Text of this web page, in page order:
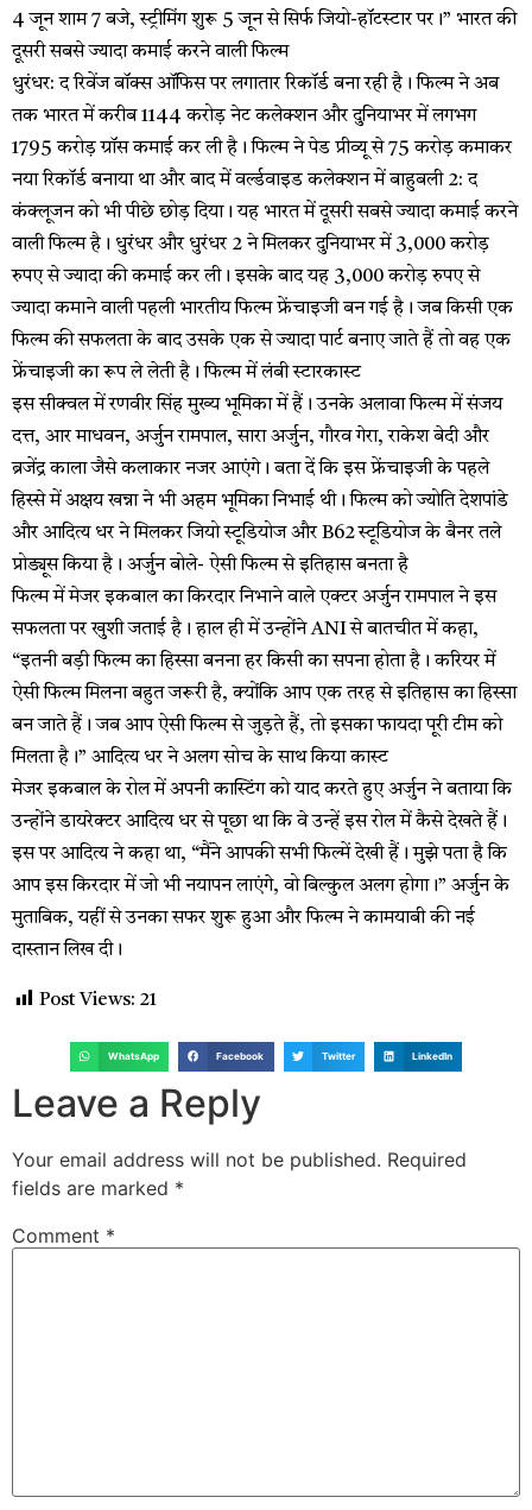
4 जून शाम 7 बजे, स्ट्रीमिंग शुरू 5 जून से सिर्फ जियो-हॉटस्टार पर।” भारत की
दूसरी सबसे ज्यादा कमाई करने वाली फिल्म
धुरंधर: द रिवेंज बॉक्स ऑफिस पर लगातार रिकॉर्ड बना रही है। फिल्म ने अब
तक भारत में करीब ₹1144 करोड़ नेट कलेक्शन और दुनियाभर में लगभग
₹1795 करोड़ ग्रॉस कमाई कर ली है। फिल्म ने पेड प्रीव्यू से ₹75 करोड़ कमाकर
नया रिकॉर्ड बनाया था और बाद में वर्ल्डवाइड कलेक्शन में बाहुबली 2: द
कंक्लूजन को भी पीछे छोड़ दिया। यह भारत में दूसरी सबसे ज्यादा कमाई करने
वाली फिल्म है। धुरंधर और धुरंधर 2 ने मिलकर दुनियाभर में 3,000 करोड़
रुपए से ज्यादा की कमाई कर ली। इसके बाद यह 3,000 करोड़ रुपए से
ज्यादा कमाने वाली पहली भारतीय फिल्म फ्रेंचाइजी बन गई है। जब किसी एक
फिल्म की सफलता के बाद उसके एक से ज्यादा पार्ट बनाए जाते हैं तो वह एक
फ्रेंचाइजी का रूप ले लेती है। फिल्म में लंबी स्टारकास्ट
इस सीक्वल में रणवीर सिंह मुख्य भूमिका में हैं। उनके अलावा फिल्म में संजय
दत्त, आर माधवन, अर्जुन रामपाल, सारा अर्जुन, गौरव गेरा, राकेश बेदी और
ब्रजेंद्र काला जैसे कलाकार नजर आएंगे। बता दें कि इस फ्रेंचाइजी के पहले
हिस्से में अक्षय खन्ना ने भी अहम भूमिका निभाई थी। फिल्म को ज्योति देशपांडे
और आदित्य धर ने मिलकर जियो स्टूडियोज और B62 स्टूडियोज के बैनर तले
प्रोड्यूस किया है। अर्जुन बोले- ऐसी फिल्म से इतिहास बनता है
फिल्म में मेजर इकबाल का किरदार निभाने वाले एक्टर अर्जुन रामपाल ने इस
सफलता पर खुशी जताई है। हाल ही में उन्होंने ANI से बातचीत में कहा,
“इतनी बड़ी फिल्म का हिस्सा बनना हर किसी का सपना होता है। करियर में
ऐसी फिल्म मिलना बहुत जरूरी है, क्योंकि आप एक तरह से इतिहास का हिस्सा
बन जाते हैं। जब आप ऐसी फिल्म से जुड़ते हैं, तो इसका फायदा पूरी टीम को
मिलता है।” आदित्य धर ने अलग सोच के साथ किया कास्ट
मेजर इकबाल के रोल में अपनी कास्टिंग को याद करते हुए अर्जुन ने बताया कि
उन्होंने डायरेक्टर आदित्य धर से पूछा था कि वे उन्हें इस रोल में कैसे देखते हैं।
इस पर आदित्य ने कहा था, “मैंने आपकी सभी फिल्में देखी हैं। मुझे पता है कि
आप इस किरदार में जो भी नयापन लाएंगे, वो बिल्कुल अलग होगा।” अर्जुन के
मुताबिक, यहीं से उनका सफर शुरू हुआ और फिल्म ने कामयाबी की नई
दास्तान लिख दी।
Post Views: 21
WhatsApp Facebook Twitter LinkedIn
Leave a Reply
Your email address will not be published. Required
fields are marked *
Comment *